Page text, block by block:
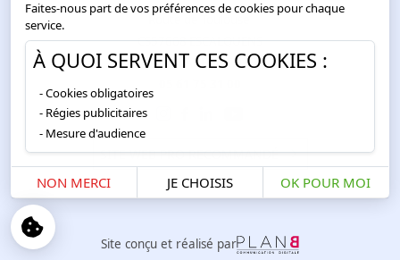
Route de Toulouse
CS57668 ESCALQUENS
31676 LABÈGE CEDEX
SITE WEB PRO RECOMMANDÉ
Site conçu et réalisé par
Faites-nous part de vos préférences de cookies pour chaque
service.
À QUOI SERVENT CES COOKIES :
Cookies obligatoires
Régies publicitaires
Mesure d'audience
NON MERCI JE CHOISIS OK POUR MOI